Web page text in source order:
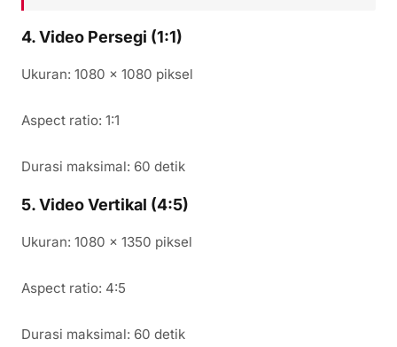
4. Video Persegi (1:1)
Ukuran: 1080 x 1080 piksel
Aspect ratio: 1:1
Durasi maksimal: 60 detik
5. Video Vertikal (4:5)
Ukuran: 1080 x 1350 piksel
Aspect ratio: 4:5
Durasi maksimal: 60 detik